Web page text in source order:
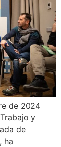
de 2024
y
de
ha